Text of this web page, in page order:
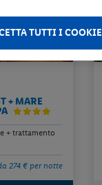
+ MARE
+ trattamento
274 € per notte
TUTTI I COOKIE